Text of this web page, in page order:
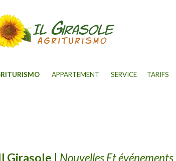
APPARTEMENT SERVICE TARIFS
Girasole Nouvelles Et événements